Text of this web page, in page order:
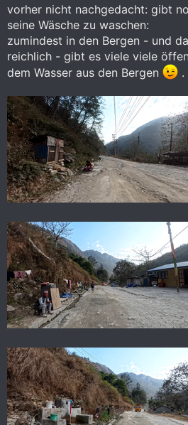
vorher nicht nachgedacht: gibt
seine Wäsche zu waschen:
zumindest in den Bergen - und
reichlich - gibt es viele viele
dem Wasser aus den Bergen
.